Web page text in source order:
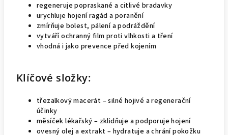
regeneruje popraskané a citlivé bradavky
urychluje hojení ragád a poranění
zmírňuje bolest, pálení a podráždění
vytváří ochranný film proti vlhkosti a tření
vhodná i jako prevence před kojením
Klíčové složky:
třezalkový macerát – silné hojivé a regenerační
účinky
měsíček lékařský – zklidňuje a podporuje hojení
ovesný olej a extrakt – hydratuje a chrání pokožku